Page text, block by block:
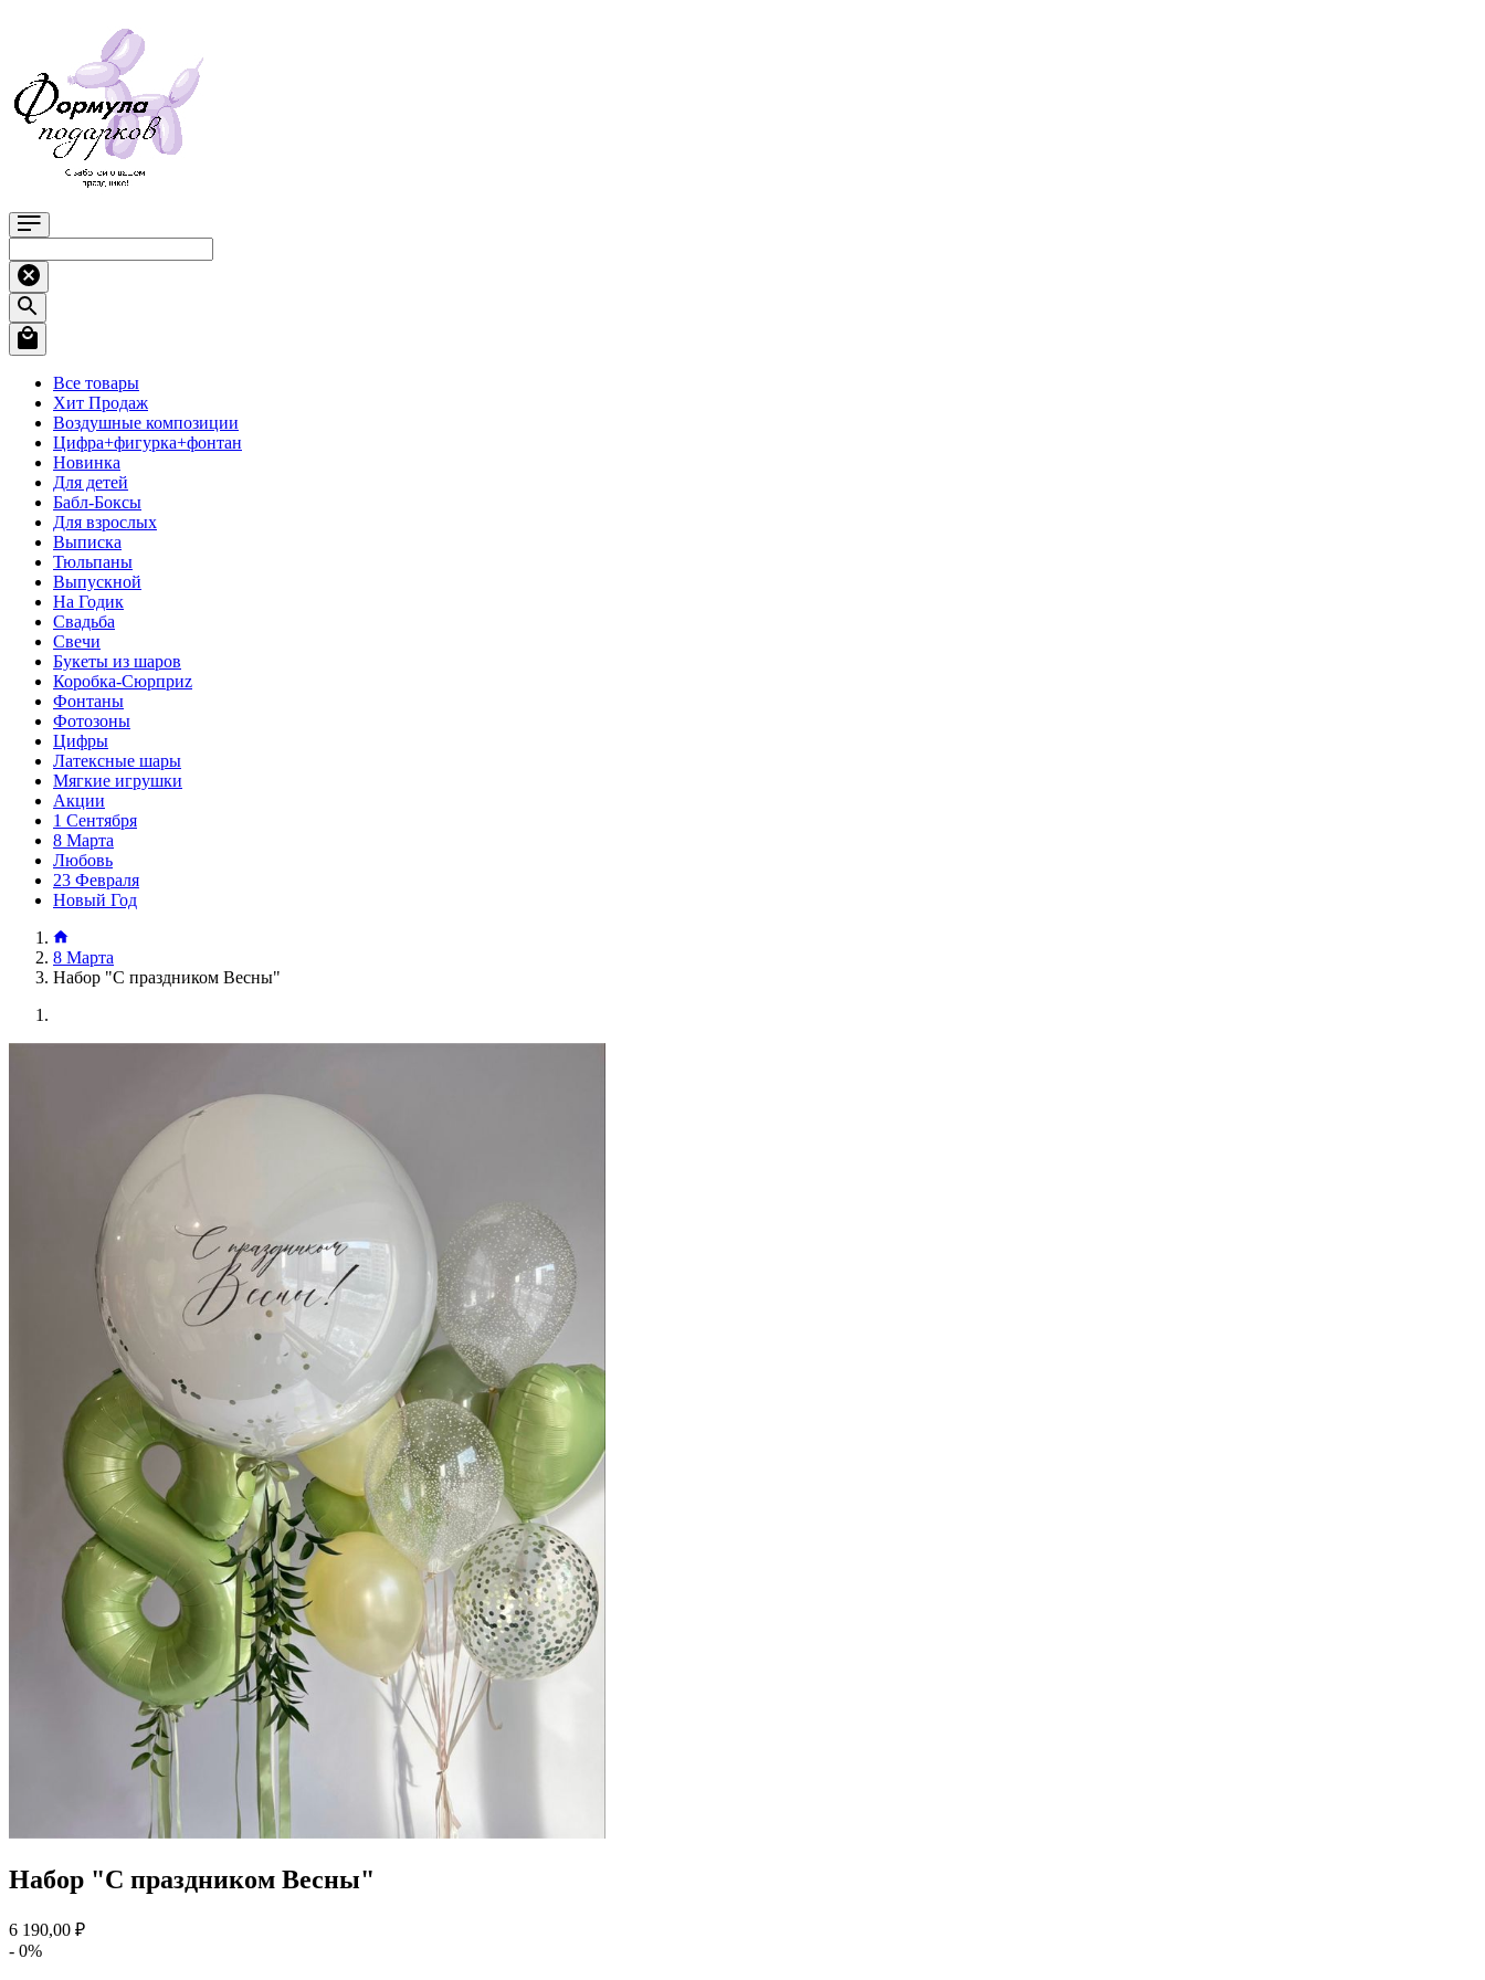
Все товары
Хит Продаж
Воздушные композиции
Цифра+фигурка+фонтан
Новинка
Для детей
Бабл-Боксы
Для взрослых
Выписка
Тюльпаны
Выпускной
На Годик
Свадьба
Свечи
Букеты из шаров
Коробка-Сюрприz
Фонтаны
Фотозоны
Цифры
Латексные шары
Мягкие игрушки
Акции
1 Сентября
8 Марта
Любовь
23 Февраля
Новый Год
8 Марта
Набор "С праздником Весны"
Набор "С праздником Весны"
6 190,00 ₽
- 0%